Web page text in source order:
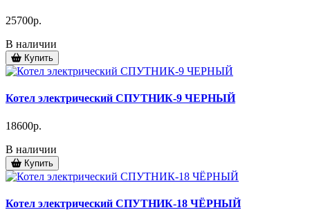
25700р.
В наличии
Купить
Котел электрический СПУТНИК-9 ЧЕРНЫЙ
18600р.
В наличии
Купить
Котел электрический СПУТНИК-18 ЧЁРНЫЙ